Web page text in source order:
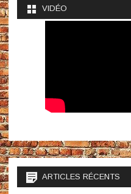
VIDÉO
ARTICLES RÉCENTS